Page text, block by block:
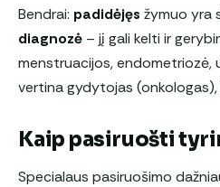
Bendrai: padidėjęs žymuo yra
diagnozė – jį gali kelti ir
menstruacijos, endometriozė,
vertina gydytojas
Kaip pasiruošti
Specialaus pasiruošimo